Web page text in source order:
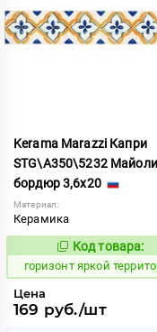
Kerama Marazzi Капри
STG\A350\5232
бордюр 3,6x20
Материал:
Керамика
303979
Код товара:
горизонт яркой
Цена
169 руб./шт